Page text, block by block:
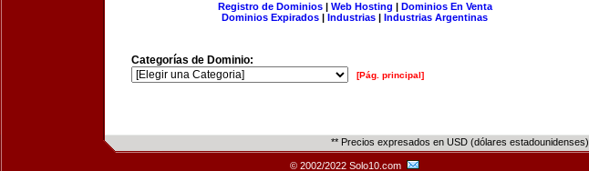
Registro de Dominios| Web Hosting | Dominios En Venta
Dominios Expirados | Industrias | Industrias Argentinas
Categorías de Dominio:
[Pág. principal]
** Precios expresados en USD (dólares estadounidenses)
© 2002/2022 Solo10.com